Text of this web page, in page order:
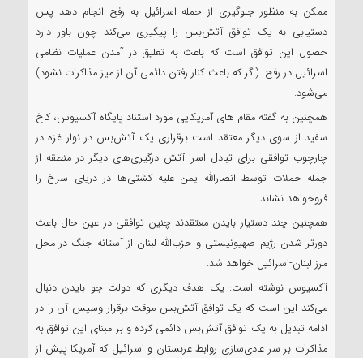
ممکن به منظور جلوگیری از حمله اسرائیل به رفح انجام دهد پس
دستیابی به یک توافق ‌آتش‌بس را پیگیری می‌کند چون باور دارد
حصول این توافق است که باعث به تعلیق در آمدن عملیات نظامی
اسرائیل در رفح (اگر که باعث کنار رفتن دائمی آن از میز مذاکرات نشود)
می‌شود.
همچنین به گفته مقام های آمریکایی مورد استناد پایگاه آکسیوس، کاخ
سفید از سوی دیگر معتقد است برقراری یک آتش‌بس در نوار غزه در
چارچوب توافقی برای تبادل اسرا آتش‌ درگیری‌های دیگر در منطقه از
جمله حملات توسط انصارالله یمن علیه کشتی‌ها در دریای سرخ را
فروخواهد نشاند.
همچنین چند دستیار بایدن معتقدند چنین توافقی در عین حال باعث
دورتر شدن رژیم صهیونیستی و حزب‌الله لبنان از آستانه جنگ در محل
مرز لبنان-اسرائیل خواهد شد.
آکسیوس نوشته است: یک هدف دیگری که دولت جو بایدن دنبال
می‌کند این است که یک توافق آتش‌بس موقت برقرار وسپس آن را در
ادامه تبدیل به یک توافق آتش‌بس دائمی کرده و بر مبنای این توافق به
مذاکرات بر سر عادی‌سازی روابط عربستان و اسرائیل که آمریکا پیش از